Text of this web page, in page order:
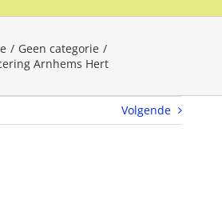
Geen categorie
Arnhems Hert
Volgende